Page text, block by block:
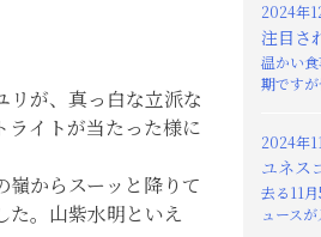
が、真っ白な立派な
ライトが当たった様に
嶺からスーッと降りて
た。山紫水明といえ
2024年
注目さ
温かい
期です
2024年
ユネス
去る11
ュース